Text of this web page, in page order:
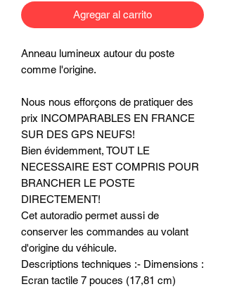
Agregar al carrito
Anneau lumineux autour du poste
comme l'origine.
Nous nous efforçons de pratiquer des
prix INCOMPARABLES EN FRANCE
SUR DES GPS NEUFS!
Bien évidemment, TOUT LE
NECESSAIRE EST COMPRIS POUR
BRANCHER LE POSTE
DIRECTEMENT!
Cet autoradio permet aussi de
conserver les commandes au volant
d'origine du véhicule.
Descriptions techniques :- Dimensions :
Ecran tactile 7 pouces (17,81 cm)